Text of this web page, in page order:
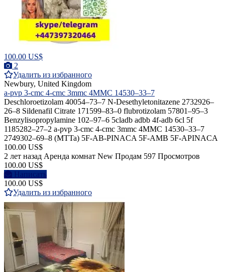
100.00 US$
2
Удалить из избранного
Newbury, United Kingdom
a-pvp 3-cmc 4-cmc 3mmc 4MMC 14530–33–7
Deschloroetizolam 40054–73–7 N-Desethyletonitazene 2732926–
26–8 Sildenafil Citrate 171599–83–0 flubrotizolam 57801–95–3
Benzylisopropylamine 102–97–6 5cladb adbb 4f-adb 6cl 5f
1185282–27–2 a-pvp 3-cmc 4-cmc 3mmc 4MMC 14530–33–7
2749302–69–8 (MTTa) 5F-AB-PINACA 5F-AMB 5F-APINACA
100.00 US$
2 лет назад Аренда комнат New Продам 597 Просмотров
100.00 US$
Написать
100.00 US$
Удалить из избранного